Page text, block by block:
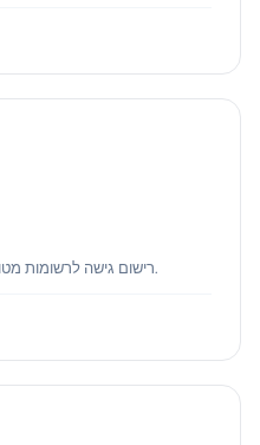
רישום גישה לרשומות מטופלים עם נתיב ביקורת מלא והצפנה.